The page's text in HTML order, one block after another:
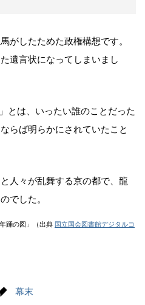
がしたためた政権構想です。
遺言状になってしまいまし
とは、いったい誰のことだった
らば明らかにされていたこと
人々が乱舞する京の都で、龍
でした。
踊の図」（出典 国立国会図書館デジタルコ
幕末